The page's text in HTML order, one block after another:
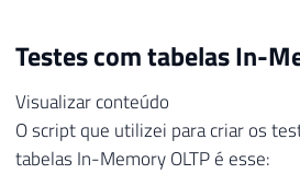
Testes com tabelas In-
Visualizar conteúdo
O script que utilizei para criar os
tabelas In-Memory OLTP é esse: